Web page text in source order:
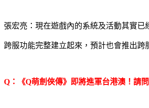
張宏亮：現在遊戲內的系統及活動其實
跨服功能完整建立起來，預計也會推出
Q ：《Q萌劍俠傳》即將進軍台港澳！請